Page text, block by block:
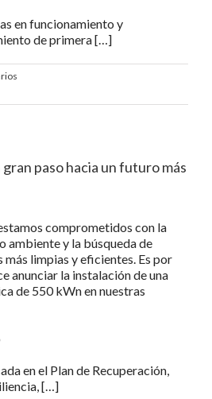
en funcionamiento y
de primera […]
paso hacia un futuro más
comprometidos con la
ambiente y la búsqueda de
limpias y eficientes. Es por
anunciar la instalación de una
de 550 kWn en nuestras
en el Plan de Recuperación,
[…]